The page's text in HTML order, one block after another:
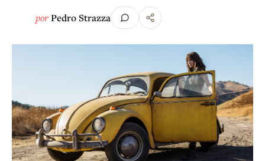
porPedro Strazza